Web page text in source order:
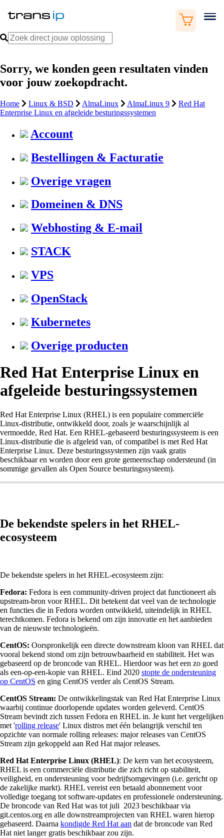
Sorry, we konden geen resultaten vinden
voor jouw zoekopdracht.
Home Linux & BSD AlmaLinux AlmaLinux 9
Red Hat
Enterprise Linux en afgeleide besturingssystemen
Account
Bestellingen & Facturatie
Overige vragen
Domeinen & DNS
Webhosting & E-mail
STACK
VPS
OpenStack
Kubernetes
Overige producten
Red Hat Enterprise Linux en
afgeleide besturingssystemen
Red Hat Enterprise Linux (RHEL) is een populaire commerciële
Linux-distributie, ontwikkeld door, zoals je waarschijnlijk al
vermoedde, Red Hat. Een RHEL-gebaseerd besturingssysteem is een
Linux-distributie die is afgeleid van, of compatibel is met Red Hat
Enterprise Linux. Deze besturingssystemen zijn vaak gratis
beschikbaar en worden door een grote gemeenschap ondersteund (in
sommige gevallen als Open Source besturingssysteem).
De bekendste spelers in het RHEL-
ecosysteem
De bekendste spelers in het RHEL-ecosysteem zijn:
Fedora: Fedora is een community-driven project dat functioneert als
upstream-bron voor RHEL. Dit betekent dat veel van de technologie
en functies die in Fedora worden ontwikkeld, uiteindelijk in RHEL
terechtkomen. Fedora is bekend om zijn innovatie en het aanbieden
van de nieuwste technologieën.
CentOS: Oorspronkelijk een directe downstream kloon van RHEL dat
vooral bekend stond om zijn betrouwbaarheid en stabiliteit. Het was
gebaseerd op de broncode van RHEL. Hierdoor was het een zo goed
als een-op-een-kopie van RHEL. Eind 2020 stopte de ondersteuning
op CentOS en ging CentOS verder als CentOS Stream.
CentOS Stream: De ontwikkelingstak van Red Hat Enterprise Linux
waarbij continue doorlopende updates worden geleverd. CentOS
Stream bevindt zich tussen Fedora en RHEL in. Je kunt het vergelijken
met 'rolling release' Linux distros met één belangrijk verschil ten
opzichte van normale rolling releases: major releases van CentOS
Stream zijn gekoppeld aan Red Hat major releases.
Red Hat Enterprise Linux (RHEL): De kern van het ecosysteem,
RHEL is een commerciële distributie die zich richt op stabiliteit,
veiligheid, en ondersteuning voor bedrijfsomgevingen (i.e. gericht op
de zakelijke markt). RHEL vereist een betaald abonnement voor
volledige toegang tot software-updates en professionele ondersteuning.
De broncode van Red Hat was tot juli 2023 beschikbaar via
git.centos.org en alle downstreamprojecten van RHEL waren hierop
gebaseerd. Daarna kondigde Red Hat aan dat de broncode van Red
Hat niet langer gratis beschikbaar zou zijn.